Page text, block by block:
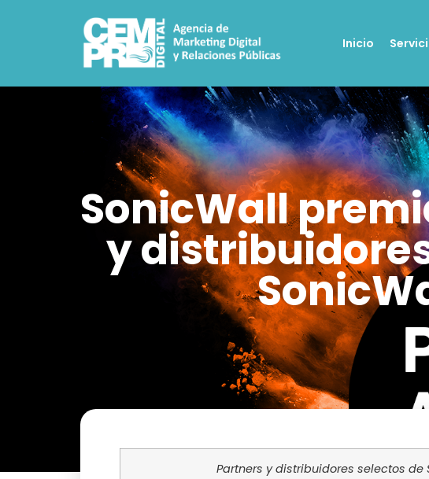
Inicio
SonicWall
y
Partners y distribuidores selectos